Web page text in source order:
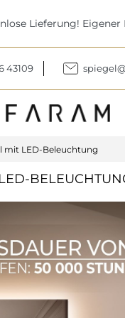
Lieferung! Eigener
43109
mit LED-Beleuchtung